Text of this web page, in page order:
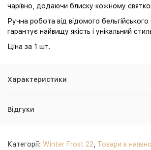
чарівно, додаючи блиску кожному
Ручна робота від відомого
гарантує найвищу якість і унікальний
Ціна за 1 шт.
Характеристики
Відгуки
Категорії: Winter Frost 22 Товари в